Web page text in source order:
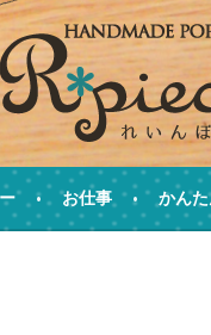
れ
お仕事 かん